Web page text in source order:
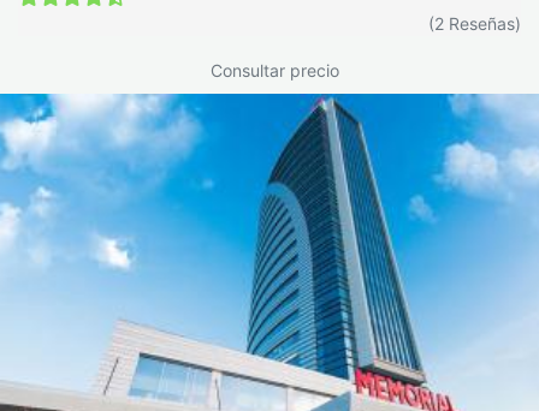
(2 Reseñas)
Consultar precio